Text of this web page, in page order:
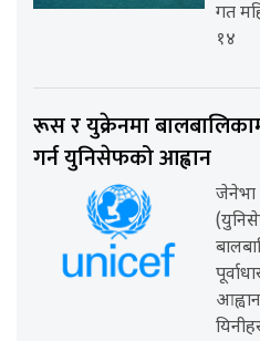
गत
१४
रूस र युक्रेनमा
गर्न युनिसेफको आह्वान
जेनेभा